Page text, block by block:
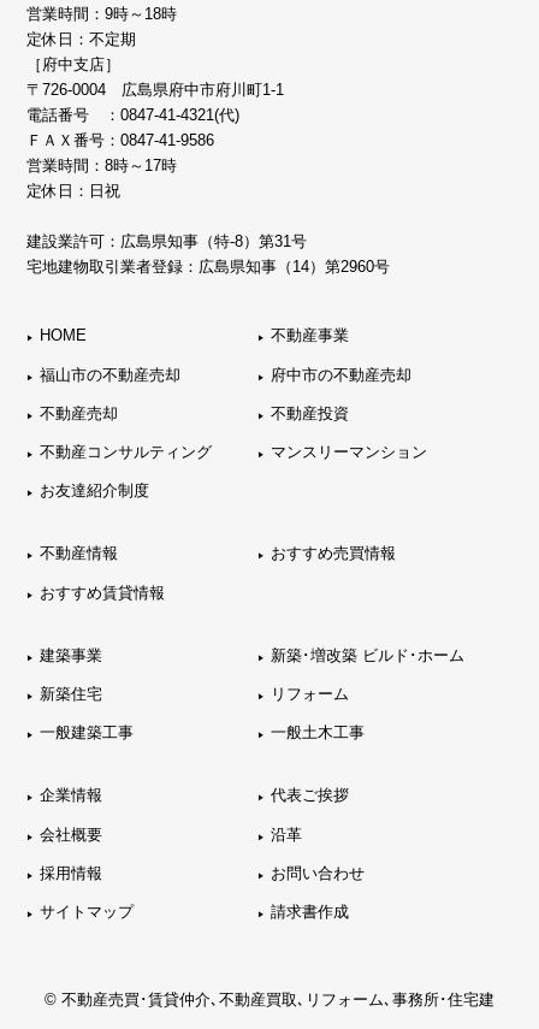
営業時間：9時～18時
定休日：不定期
［府中支店］
〒726-0004 広島県府中市府川町1-1
電話番号 ：0847-41-4321(代)
ＦＡＸ番号：0847-41-9586
営業時間：8時～17時
定休日：日祝
建設業許可：広島県知事（特-8）第31号
宅地建物取引業者登録：広島県知事（14）第2960号
HOME 不動産事業
福山市の不動産売却 府中市の不動産売却
不動産売却 不動産投資
不動産コンサルティング マンスリーマンション
お友達紹介制度
不動産情報 おすすめ売買情報
おすすめ賃貸情報
建築事業 新築･増改築 ビルド･ホーム
新築住宅 リフォーム
一般建築工事 一般土木工事
企業情報 代表ご挨拶
会社概要 沿革
採用情報 お問い合わせ
サイトマップ 請求書作成
© 不動産売買･賃貸仲介､不動産買取､リフォーム､事務所･住宅建